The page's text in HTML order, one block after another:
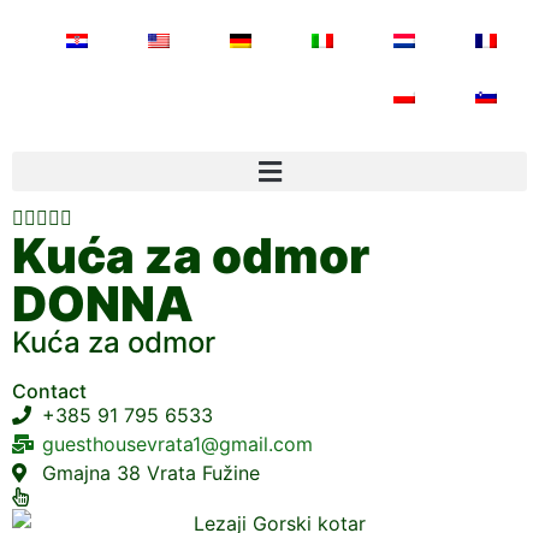

Kuća za odmor
DONNA
Kuća za odmor
Contact
+385 91 795 6533
guesthousevrata1@gmail.com
Gmajna 38 Vrata Fužine